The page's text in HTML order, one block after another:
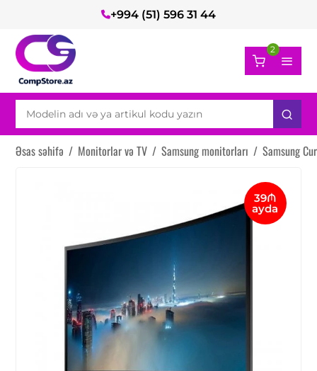
+994 (51) 596 31 44
2
Əsas səhifə / Monitorlar və TV / Samsung monitorları / Samsung
39₼
ayda